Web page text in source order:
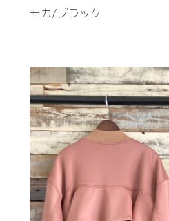
モカ/ブラック